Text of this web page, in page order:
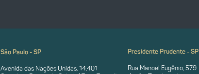
São Paulo - SP
Avenida das Nações Unidas, 14.401
Presidente Prudente - SP
Rua Manoel Eugênio, 579